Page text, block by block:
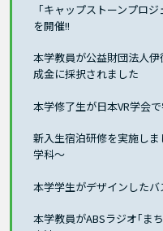
「キャップストーンプロ
を開催!!
本学教員が公益財団法人
成金に採択されました
本学修了生が日本VR学会
新入生宿泊研修を実施し
学科～
本学学生がデザインした
本学教員がABSラジオ｢ま